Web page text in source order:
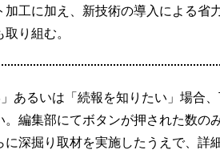
工に加え、新技術の導入による省
り組む。
あるいは「続報を知りたい」場合
編集部にてボタンが押された数の
深掘り取材を実施したうえで、詳